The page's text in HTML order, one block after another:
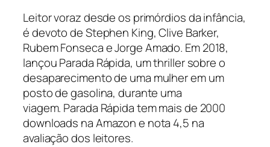
Leitor voraz desde os primórdios da infância,
é devoto de Stephen King, Clive Barker,
Rubem Fonseca e Jorge Amado. Em 2018,
lançou Parada Rápida, um thriller sobre o
desaparecimento de uma mulher em um
posto de gasolina, durante uma
viagem. Parada Rápida tem mais de 2000
downloads na Amazon e nota 4,5 na
avaliação dos leitores.